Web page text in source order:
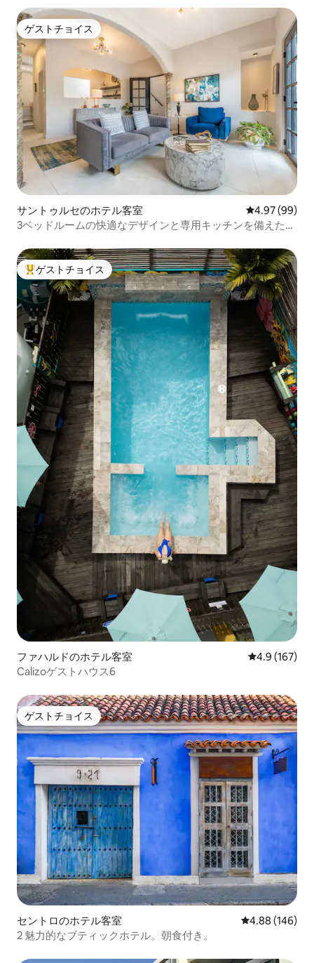
ゲストチョイス
ゲストチョイス
サントゥルセのホテル客室 レビュー99
4.97 (99)
3ベッドルームの快適なデザインと専用キッチンを備えた特
大好評のゲストチョイスです。
ゲストチョイス
ファハルドのホテル客室 レビュー167
4.9 (167)
Calizoゲストハウス6
ゲストチョイス
ゲストチョイス
セントロのホテル客室 レビュー146
4.88 (146)
2 魅力的なブティックホテル。朝食付き。